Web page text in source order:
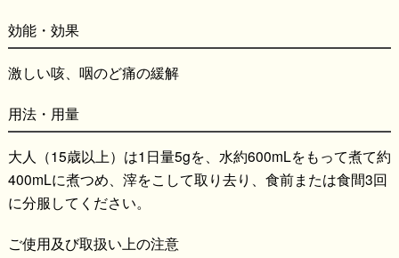
効能・効果
激しい咳、咽のど痛の緩解
用法・用量
大人（15歳以上）は1日量5gを、水約600mLをもって煮て約
400mLに煮つめ、滓をこして取り去り、食前または食間3回
に分服してください。
ご使用及び取扱い上の注意